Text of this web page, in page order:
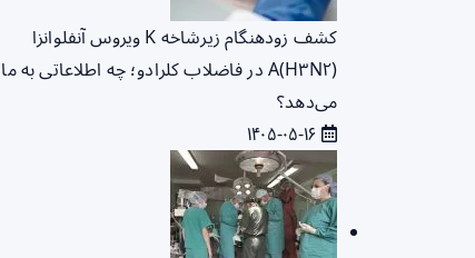
کشف زودهنگام زیرشاخه K ویروس آنفلوانزا
A(H۳N۲) در فاضلاب کلرادو؛ چه اطلاعاتی به ما
می‌دهد؟